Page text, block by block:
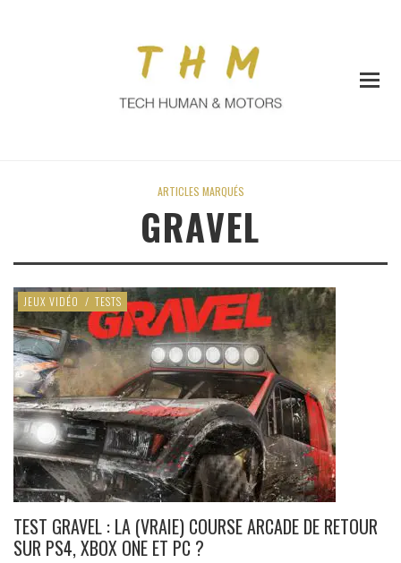
ARTICLES MARQUÉS
GRAVEL
JEUX VIDÉO / TESTS
TEST GRAVEL : LA (VRAIE) COURSE ARCADE DE RETOUR
SUR PS4, XBOX ONE ET PC ?